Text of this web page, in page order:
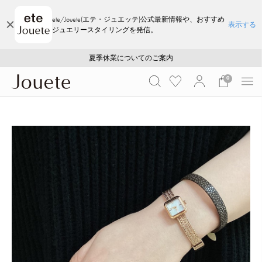
ete/Jouete(エテ・ジュエッテ)公式最新情報や、おすすめ
ジュエリースタイリングを発信。
表示する
採用のご案内
ご注文いただいたお品物のお届け状況について
夏季休業についてのご案内
WEB LIMITED ITEMS >>
採用のご案内
ご注文いただいたお品物のお届け状況について
0